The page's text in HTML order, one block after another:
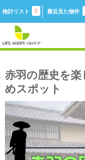
検討リスト 0 最近見た物件
赤羽の歴史を
めスポット